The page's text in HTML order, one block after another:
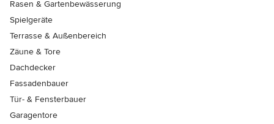
Rasen & Gartenbewässerung
Spielgeräte
Terrasse & Außenbereich
Zäune & Tore
Dachdecker
Fassadenbauer
Tür- & Fensterbauer
Garagentore